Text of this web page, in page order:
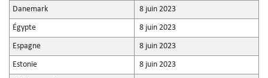
Danemark 8 juin 2023
Égypte 8 juin 2023
Espagne 8 juin 2023
Estonie 8 juin 2023